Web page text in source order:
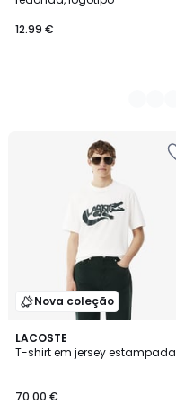
12.99 €
Nova coleção
LACOSTE
T-shirt em jersey estampada
70.00 €